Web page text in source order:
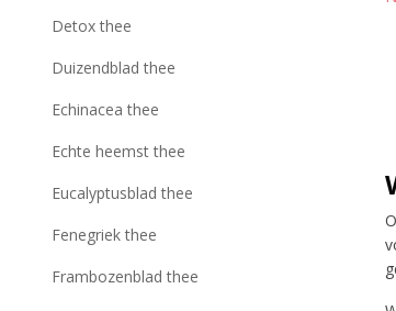
Detox thee
Duizendblad thee
Echinacea thee
Echte heemst thee
Eucalyptusblad thee
Fenegriek thee
Frambozenblad thee